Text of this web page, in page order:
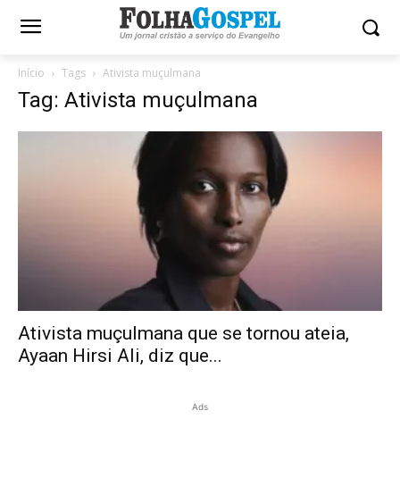
Início Tags Ativista muçulmana
Tag: Ativista muçulmana
Ativista muçulmana que se tornou ateia,
Ayaan Hirsi Ali, diz que...
Ads